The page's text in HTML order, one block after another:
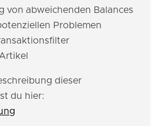
von abweichenden Balances
Problemen
dieser
du hier: